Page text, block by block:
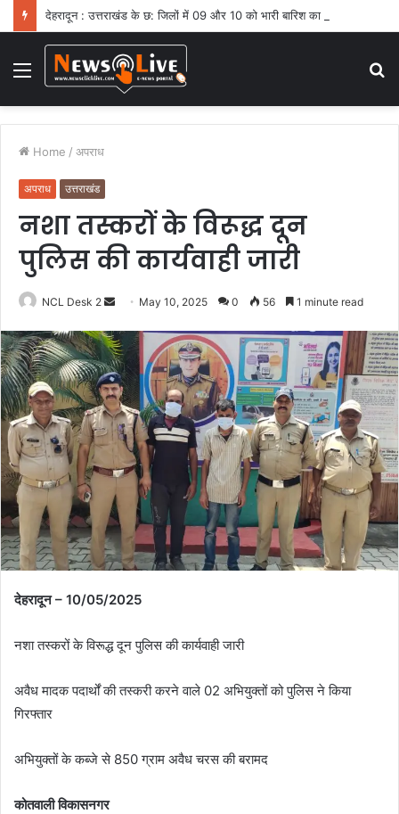
Menu
Home / अपराध
अपराध उत्तराखंड
नशा तस्करों के विरूद्ध दून
पुलिस की कार्यवाही जारी
NCL Desk 2
n
d
a
n
e
a
i
May 10, 2025 0 56 1 minute read
देहरादून – 10/05/2025
नशा तस्करों के विरूद्ध दून पुलिस की कार्यवाही जारी
अवैध मादक पदार्थों की तस्करी करने वाले 02 अभियुक्तों को पुलिस ने किया
गिरफ्तार
अभियुक्तों के कब्जे से 850 ग्राम अवैध चरस की बरामद
कोतवाली विकासनगर